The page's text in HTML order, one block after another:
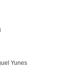
Yunes